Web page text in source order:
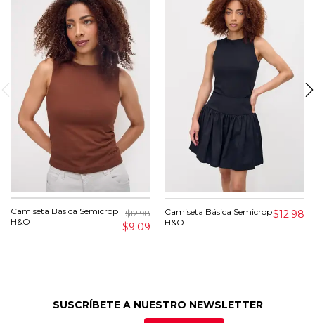
Camiseta Básica Semicrop
H&O
$12.98
$9.09
Camiseta Básica Semicrop
H&O
$12.98
SUSCRÍBETE A NUESTRO NEWSLETTER